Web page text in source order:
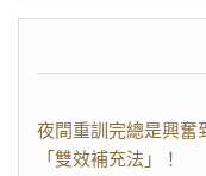
夜間重訓完總是興奮
「雙效補充法」！